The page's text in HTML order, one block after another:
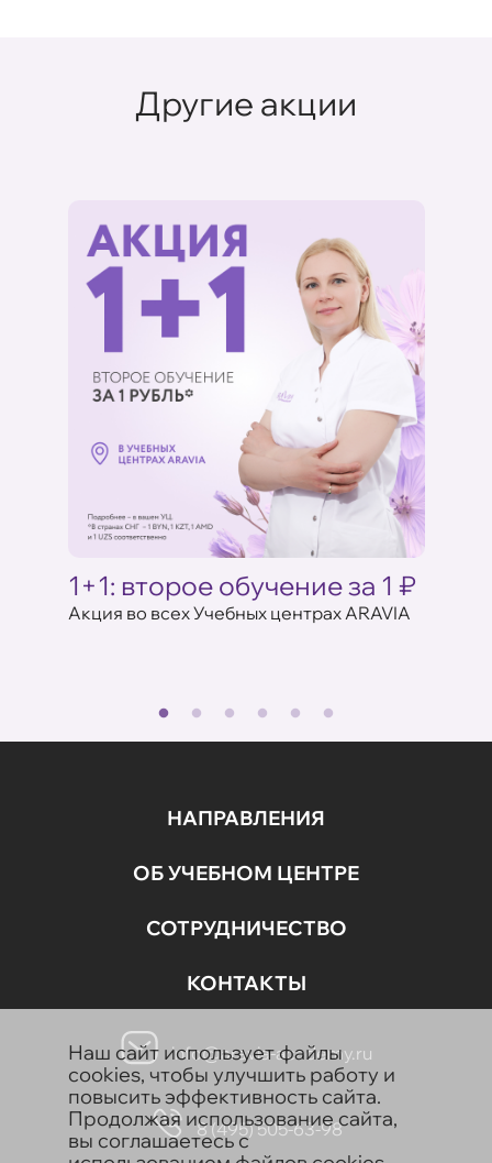
Другие акции
1+1: второе обучение за 1 ₽
Акция во всех Учебных центрах ARAVIA
НАПРАВЛЕНИЯ
ОБ УЧЕБНОМ ЦЕНТРЕ
СОТРУДНИЧЕСТВО
КОНТАКТЫ
info@aravia-academy.ru
8 (495) 505-63-98
Наш сайт использует файлы
cookies, чтобы улучшить работу и
повысить эффективность сайта.
Продолжая использование сайта,
вы соглашаетесь с